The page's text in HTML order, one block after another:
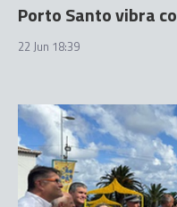
Porto Santo vibra
22 Jun 18:39